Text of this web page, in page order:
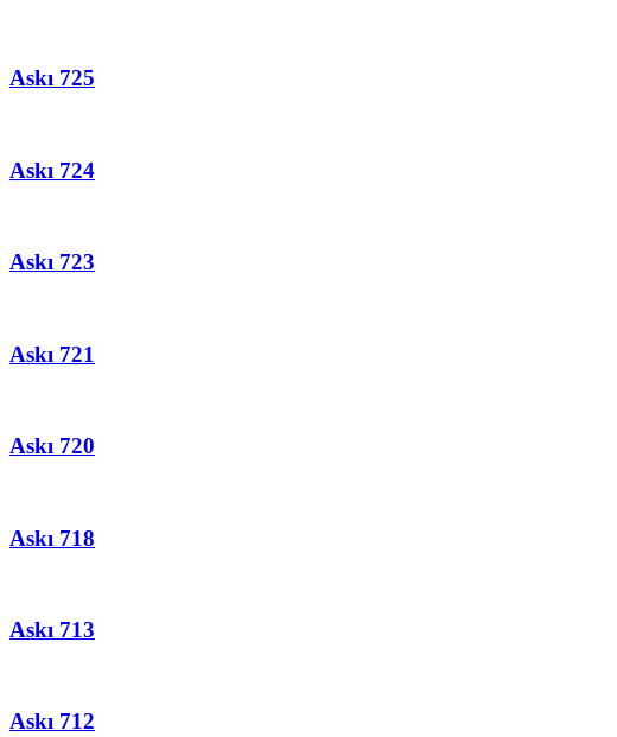
Askı 725
Askı 724
Askı 723
Askı 721
Askı 720
Askı 718
Askı 713
Askı 712